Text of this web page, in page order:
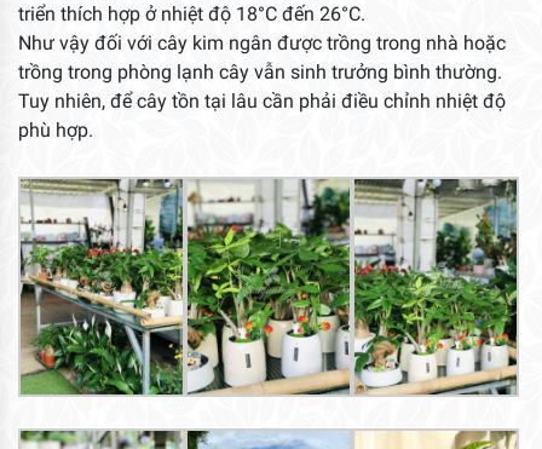
triển thích hợp ở nhiệt độ 18°C đến 26°C.
Như vậy đối với cây kim ngân được trồng trong nhà hoặc
trồng trong phòng lạnh cây vẫn sinh trưởng bình thường.
Tuy nhiên, để cây tồn tại lâu cần phải điều chỉnh nhiệt độ
phù hợp.